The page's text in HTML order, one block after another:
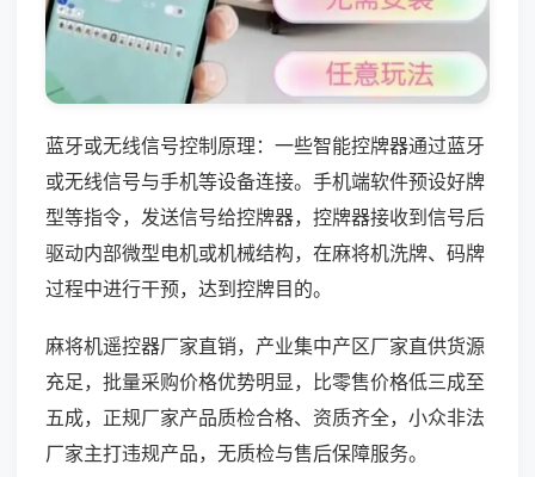
蓝牙或无线信号控制原理：一些智能控牌器通过蓝牙
或无线信号与手机等设备连接。手机端软件预设好牌
型等指令，发送信号给控牌器，控牌器接收到信号后
驱动内部微型电机或机械结构，在麻将机洗牌、码牌
过程中进行干预，达到控牌目的。
麻将机遥控器厂家直销，产业集中产区厂家直供货源
充足，批量采购价格优势明显，比零售价格低三成至
五成，正规厂家产品质检合格、资质齐全，小众非法
厂家主打违规产品，无质检与售后保障服务。